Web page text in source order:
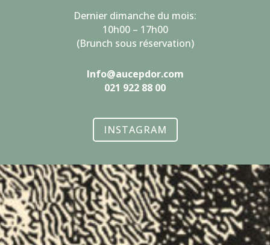
Dernier dimanche du mois:
10h00 – 17h00
(Brunch sous réservation)
Info@aucepdor.com
021 922 88 00
INSTAGRAM